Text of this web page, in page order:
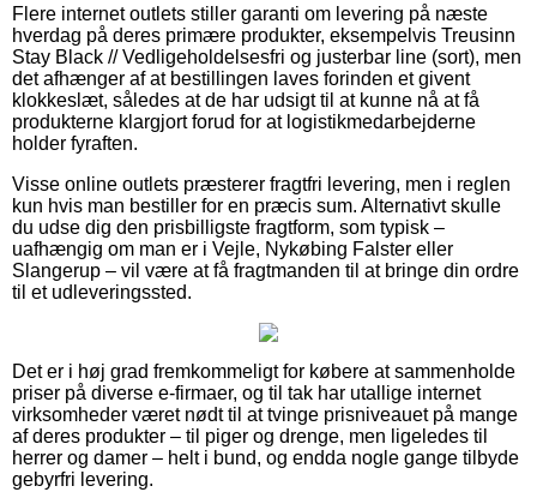
Flere internet outlets stiller garanti om levering på næste
hverdag på deres primære produkter, eksempelvis Treusinn
Stay Black // Vedligeholdelsesfri og justerbar line (sort), men
det afhænger af at bestillingen laves forinden et givent
klokkeslæt, således at de har udsigt til at kunne nå at få
produkterne klargjort forud for at logistikmedarbejderne
holder fyraften.
Visse online outlets præsterer fragtfri levering, men i reglen
kun hvis man bestiller for en præcis sum. Alternativt skulle
du udse dig den prisbilligste fragtform, som typisk –
uafhængig om man er i Vejle, Nykøbing Falster eller
Slangerup – vil være at få fragtmanden til at bringe din ordre
til et udleveringssted.
Det er i høj grad fremkommeligt for købere at sammenholde
priser på diverse e-firmaer, og til tak har utallige internet
virksomheder været nødt til at tvinge prisniveauet på mange
af deres produkter – til piger og drenge, men ligeledes til
herrer og damer – helt i bund, og endda nogle gange tilbyde
gebyrfri levering.